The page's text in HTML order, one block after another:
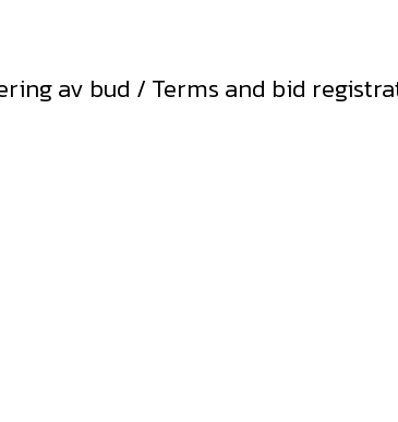
av bud / Terms and bid